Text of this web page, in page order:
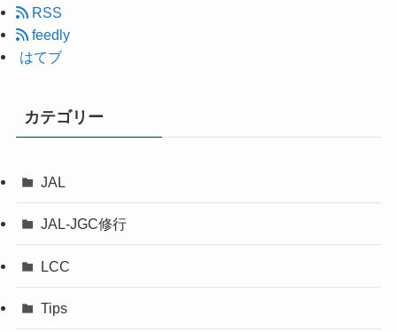
RSS
feedly
はてブ
カテゴリー
JAL
JAL-JGC修行
LCC
Tips